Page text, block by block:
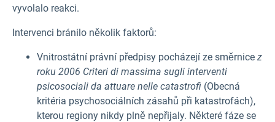
vyvolalo reakci.
Intervenci bránilo několik faktorů:
Vnitrostátní právní předpisy pocházejí ze směrnice z
roku 2006 Criteri di massima sugli interventi
psicosociali da attuare nelle catastrofi (Obecná
kritéria psychosociálních zásahů při katastrofách),
kterou regiony nikdy plně nepřijaly. Některé fáze se